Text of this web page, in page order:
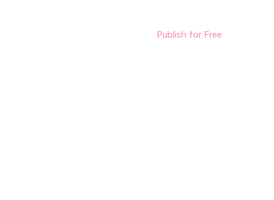
Publish for Free